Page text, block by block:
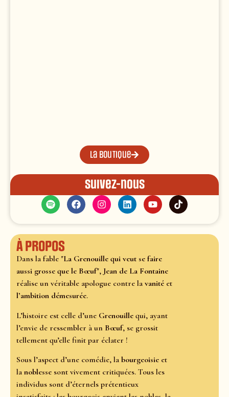
La boutique
Suivez-nous
À propos
Dans la fable "La Grenouille qui veut se faire
aussi grosse que le Bœuf", Jean de La Fontaine
réalise un véritable apologue contre la vanité et
l’ambition démesurée.
L’histoire est celle d’une Grenouille qui, ayant
l’envie de ressembler à un Bœuf, se grossit
tellement qu’elle finit par éclater !
Sous l’aspect d’une comédie, la bourgeoisie et
la noblesse sont vivement critiquées. Tous les
individus sont d’éternels prétentieux